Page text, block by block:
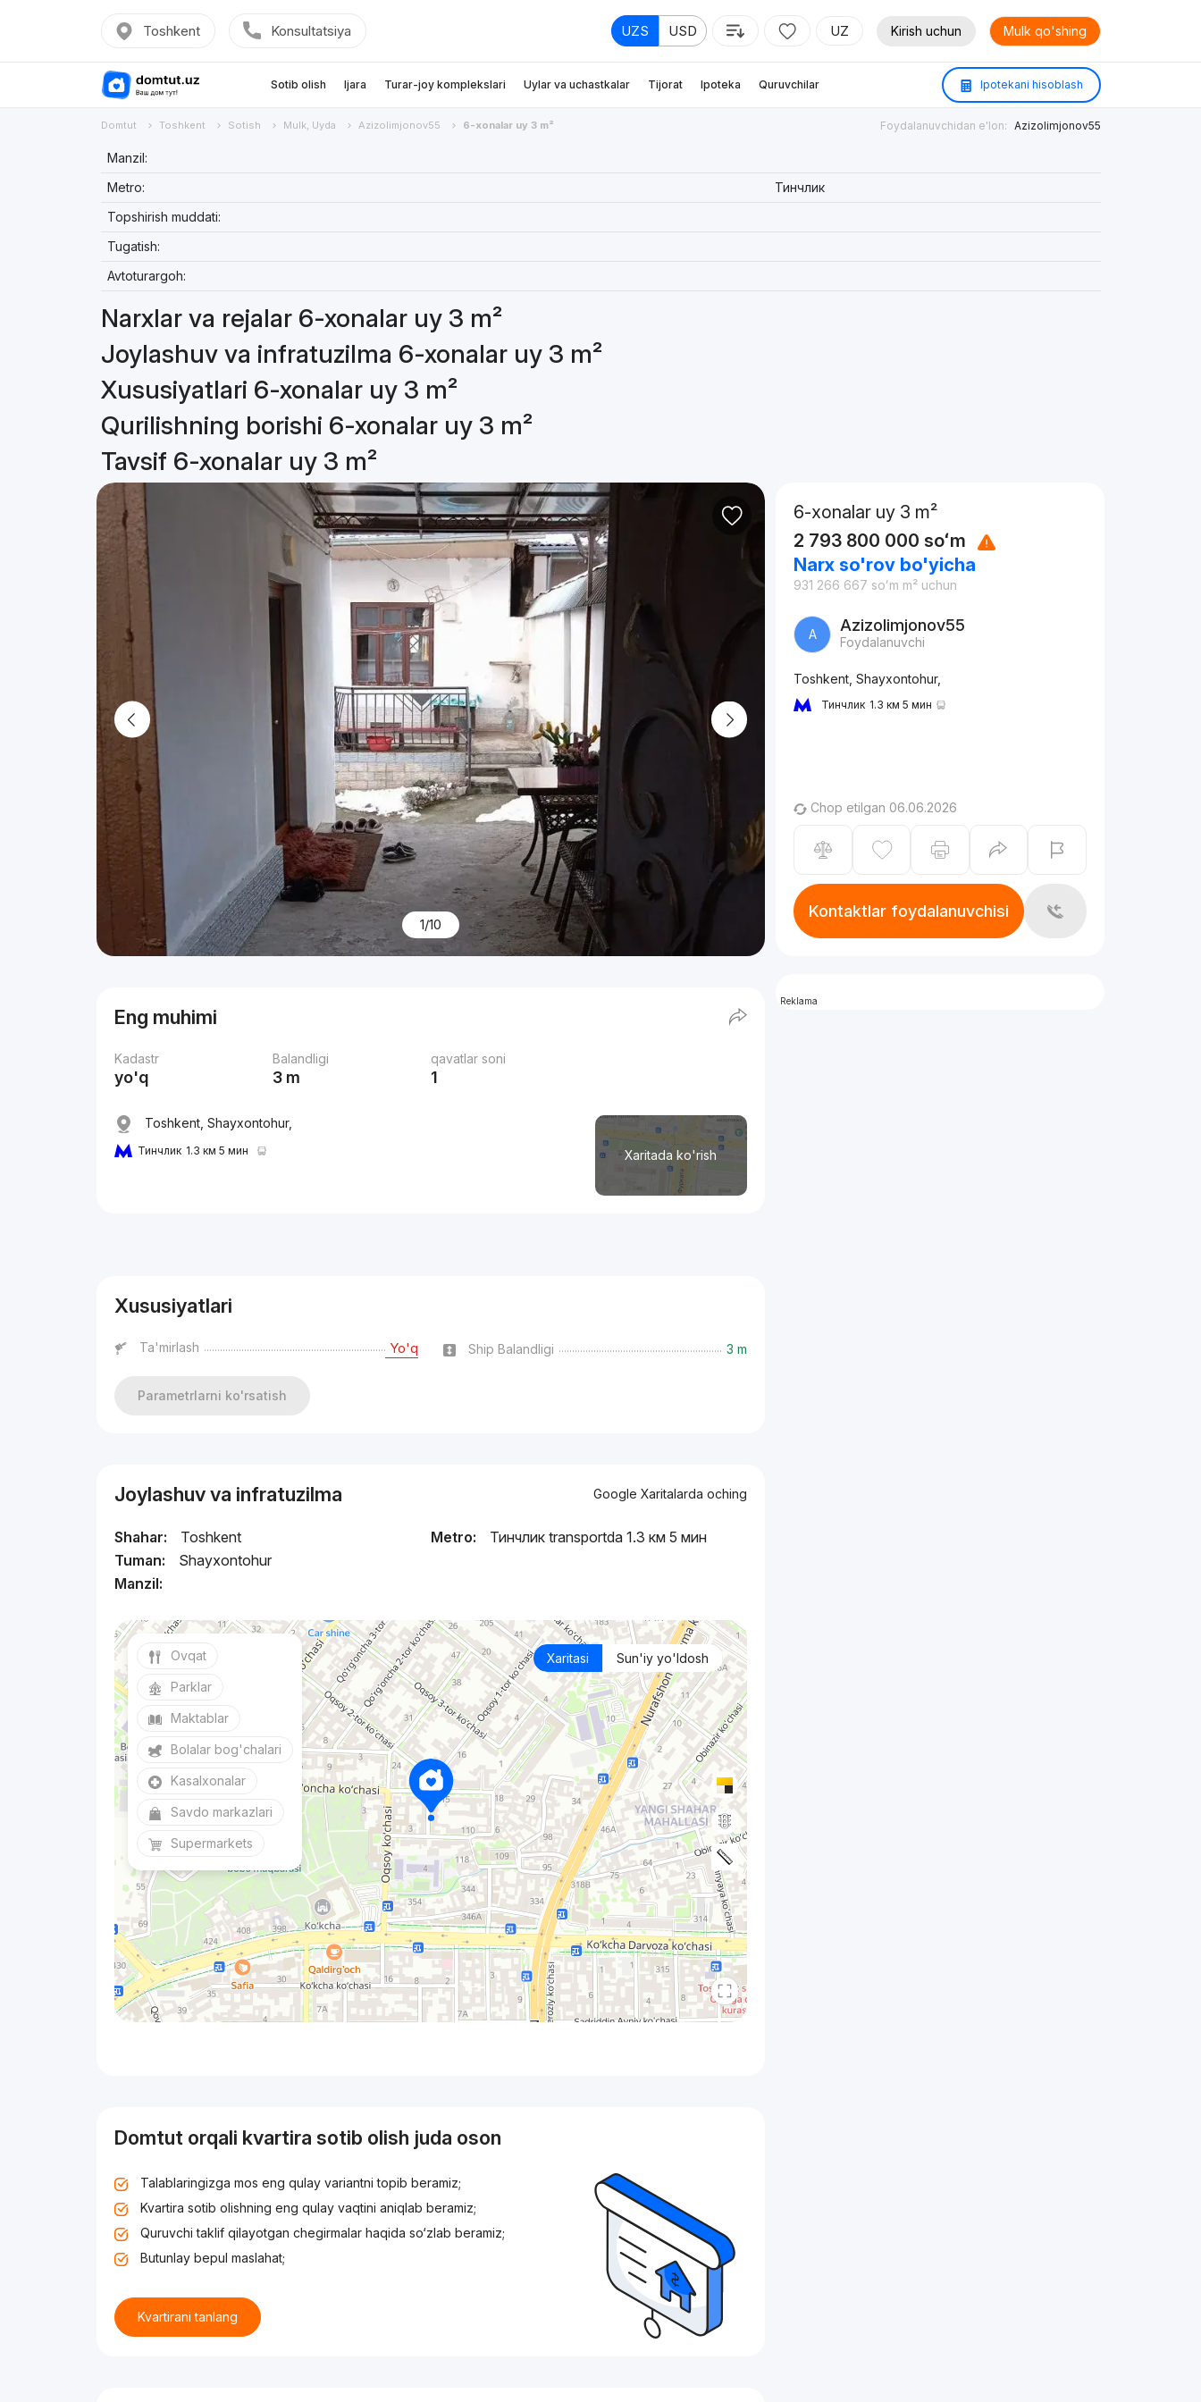
Toshkent Konsultatsiya UZS USD UZ Kirish uchun Mulk qo'shing
Sotib olish Ijara Turar-joy komplekslari Uylar va uchastkalar Tijorat Ipoteka Quruvchilar Ipotekani hisoblash
Domtut Toshkent Sotish Mulk, Uyda Azizolimjonov55 6-xonalar uy 3 m² Foydalanuvchidan e'lon: Azizolimjonov55
Manzil:
Metro:
Тинчлик
Topshirish muddati:
Tugatish:
Avtoturargoh:
Narxlar va rejalar 6-xonalar uy 3 m²
Joylashuv va infratuzilma 6-xonalar uy 3 m²
Xususiyatlari 6-xonalar uy 3 m²
Qurilishning borishi 6-xonalar uy 3 m²
Tavsif 6-xonalar uy 3 m²
1/10
Eng muhimi
Kadastr
yo'q
Balandligi
3 m
qavatlar soni
1
Xaritada ko'rish
Toshkent, Shayxontohur,
Тинчлик 1.3 км 5 мин
Xususiyatlari
Ta'mirlash Yo'q Ship Balandligi 3 m
Parametrlarni ko'rsatish
Joylashuv va infratuzilma Google Xaritalarda oching
Shahar:
Toshkent
Tuman:
Shayxontohur
Manzil:
Metro: Тинчлик transportda 1.3 км 5 мин
Xaritasi Sun'iy yo'ldosh
Ovqat
Parklar
Maktablar
Bolalar bog'chalari
Kasalxonalar
Savdo markazlari
Supermarkets
Domtut orqali kvartira sotib olish juda oson
Talablaringizga mos eng qulay variantni topib beramiz;
Kvartira sotib olishning eng qulay vaqtini aniqlab beramiz;
Quruvchi taklif qilayotgan chegirmalar haqida so‘zlab beramiz;
Butunlay bepul maslahat;
Kvartirani tanlang
6-xonalar uy 3 m²
2 793 800 000 soʻm
Narx so'rov bo'yicha
931 266 667 soʻm m² uchun
A Azizolimjonov55
Foydalanuvchi
Toshkent, Shayxontohur,
Тинчлик 1.3 км 5 мин
Chop etilgan 06.06.2026
Kontaktlar foydalanuvchisi
Reklama